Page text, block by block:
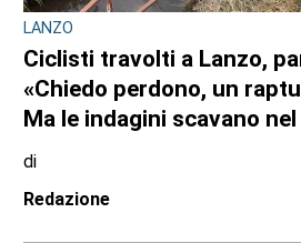
LANZO
Ciclisti travolti a Lanzo,
«Chiedo perdono, un
Ma le indagini scavano
di
Redazione